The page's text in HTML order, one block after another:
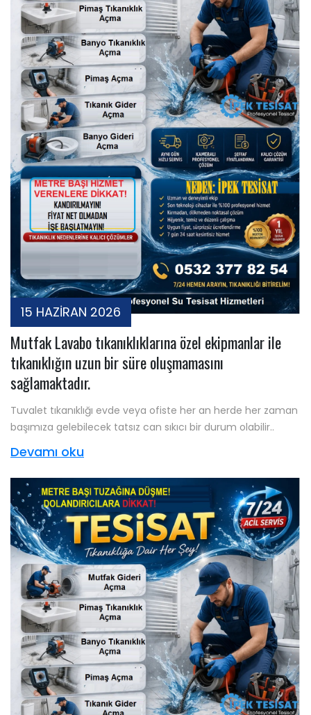
15 HAZİRAN 2026
Mutfak Lavabo tıkanıklıklarına özel ekipmanlar ile
tıkanıklığın uzun bir süre oluşmamasını
sağlamaktadır.
Tuvalet tıkanıklığı evde veya ofiste her an herde her zaman
başımıza gelebilecek tatsız can sıkıcı bir durum olabilir..
Devamı oku